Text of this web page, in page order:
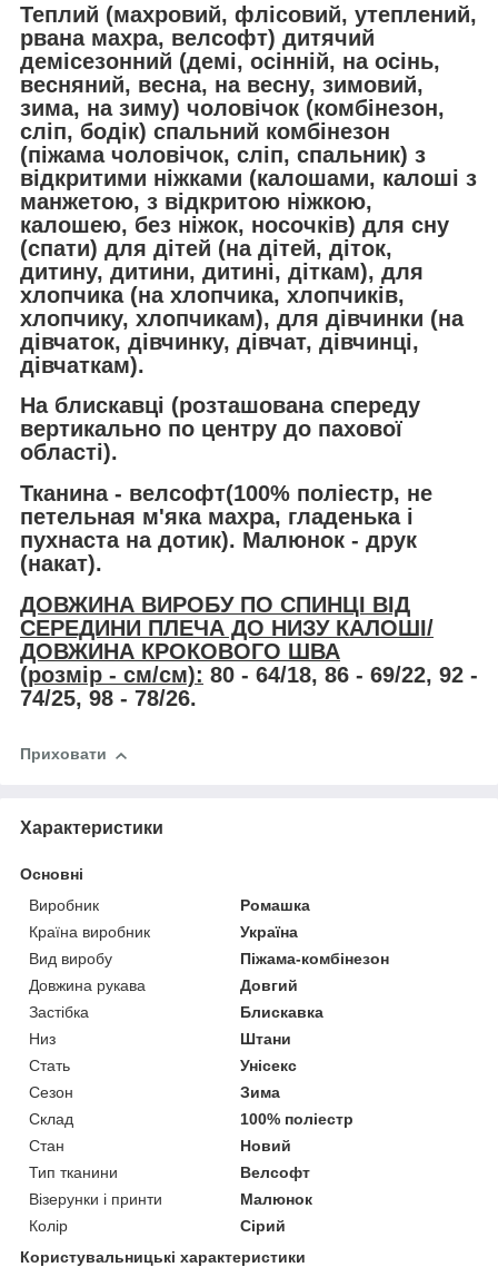
Теплий (махровий, флісовий, утеплений,
рвана махра, велсофт) дитячий
демісезонний (демі, осінній, на осінь,
весняний, весна, на весну, зимовий,
зима, на зиму) чоловічок (комбінезон,
сліп, бодік) спальний комбінезон
(піжама чоловічок, сліп, спальник) з
відкритими ніжками (калошами, калоші з
манжетою, з відкритою ніжкою,
калошею, без ніжок, носочків) для сну
(спати) для дітей (на дітей, діток,
дитину, дитини, дитині, діткам), для
хлопчика (на хлопчика, хлопчиків,
хлопчику, хлопчикам), для дівчинки (на
дівчаток, дівчинку, дівчат, дівчинці,
дівчаткам).
На блискавці (розташована спереду
вертикально по центру до пахової
області).
Тканина - велсофт(100% поліестр, не
петельная м'яка махра, гладенька і
пухнаста на дотик). Малюнок - друк
(накат).
ДОВЖИНА ВИРОБУ ПО СПИНЦІ ВІД
СЕРЕДИНИ ПЛЕЧА ДО НИЗУ КАЛОШІ/
ДОВЖИНА КРОКОВОГО ШВА
(розмір - см/см): 80 - 64/18, 86 - 69/22, 92 -
74/25, 98 - 78/26.
Приховати
Характеристики
Основні
Виробник
Ромашка
Країна виробник
Україна
Вид виробу
Піжама-комбінезон
Довжина рукава
Довгий
Застібка
Блискавка
Низ
Штани
Стать
Унісекс
Сезон
Зима
Склад
100% поліестр
Стан
Новий
Тип тканини
Велсофт
Візерунки і принти
Малюнок
Колір
Сірий
Користувальницькі характеристики